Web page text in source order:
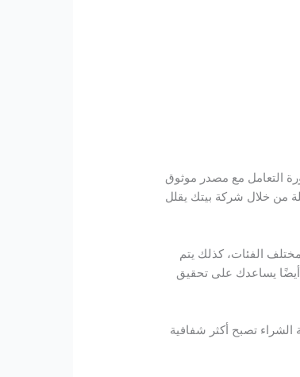
التعامل مع مصدر موثوق
من خلال شركة بيتك يقلل
الفئات، كذلك يتم
يساعدك على تحقيق
الشراء تصبح أكثر شفافية